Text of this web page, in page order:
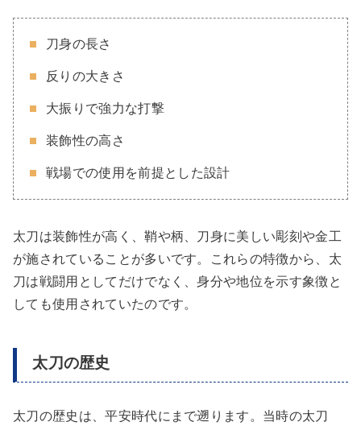
刀身の長さ
反りの大きさ
大振りで強力な打撃
装飾性の高さ
戦場での使用を前提とした設計
太刀は装飾性が高く、鞘や柄、刀身に美しい彫刻や金工
が施されていることが多いです。これらの特徴から、太
刀は戦闘用としてだけでなく、身分や地位を示す象徴と
しても使用されていたのです。
太刀の歴史
太刀の歴史は、平安時代にまで遡ります。当時の太刀